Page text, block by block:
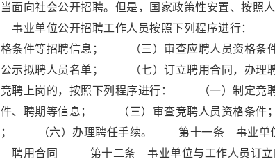
面向社会公开招聘。但是，国家政策性安置、按照
业单位公开招聘工作人员按照下列程序进行：
格条件等招聘信息； （三）审查应聘人员资
拟聘人员名单； （七）订立聘用合同，办理
竞聘上岗的，按照下列程序进行： （一）制定
件、聘期等信息； （三）审查竞聘人员资格
； （六）办理聘任手续。 第十一条 事业单位
用合同 第十二条 事业单位与工作人员订立